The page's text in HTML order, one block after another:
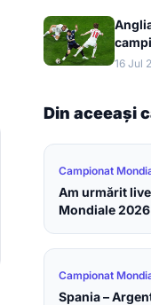
16 Jul
Din aceeași
Campionat
Am urmărit
Mondiale
Campionat
Spania –